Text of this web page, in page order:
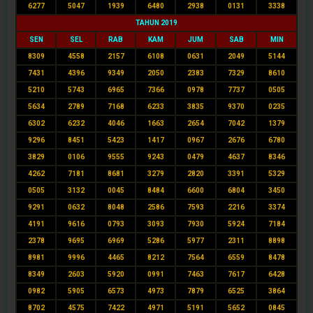
6277 5047 1939 6480 2938 0131 3338
TAHUN 2019
SEN SEL RAB KAM JUM SAB MIN
8309 4558 2157 6108 0631 2049 5144
7431 4396 9349 2050 2383 7329 8610
5210 5743 6965 7366 0978 7737 0505
5634 2789 7168 6233 3835 9370 0235
6302 6232 4046 1663 2654 7042 1379
9296 8451 5423 1417 0967 2676 6780
3829 0106 9555 9243 0479 4637 8346
4262 7181 8681 3279 2820 3391 5329
0505 3132 0045 8484 6600 6804 3450
9291 0632 8048 2586 7593 2216 3374
4191 9616 0793 3093 7930 5924 7184
2378 9695 6969 5286 5977 2311 8898
8981 9996 4465 8212 7564 6559 8478
8349 2603 5920 0991 7463 7617 6428
0982 5905 6573 4973 7879 6525 3864
8702 4575 7422 4971 5191 5652 0845